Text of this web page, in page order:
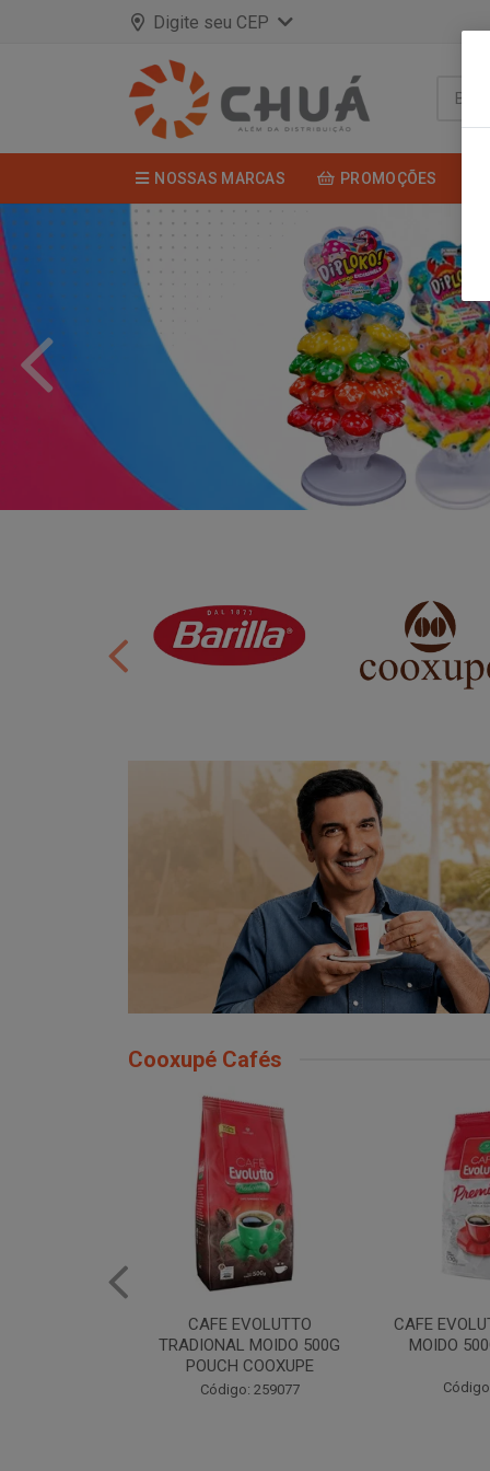
Digite seu CEP
NOSSAS MARCAS PROMOÇÕES
Cooxupé Cafés
CAFE EVOLUTTO PREMIUM
MOIDO 500G COOXUPE
Código: 259094
FILTRO
103